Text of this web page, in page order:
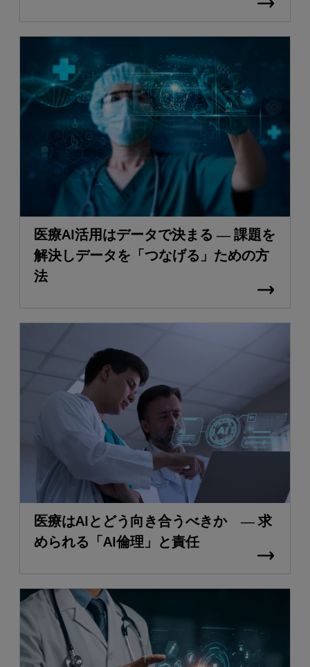
医療AI活用はデータで決まる ― 課題を
解決しデータを「つなげる」ための方
法
医療はAIとどう向き合うべきか ― 求
められる「AI倫理」と責任